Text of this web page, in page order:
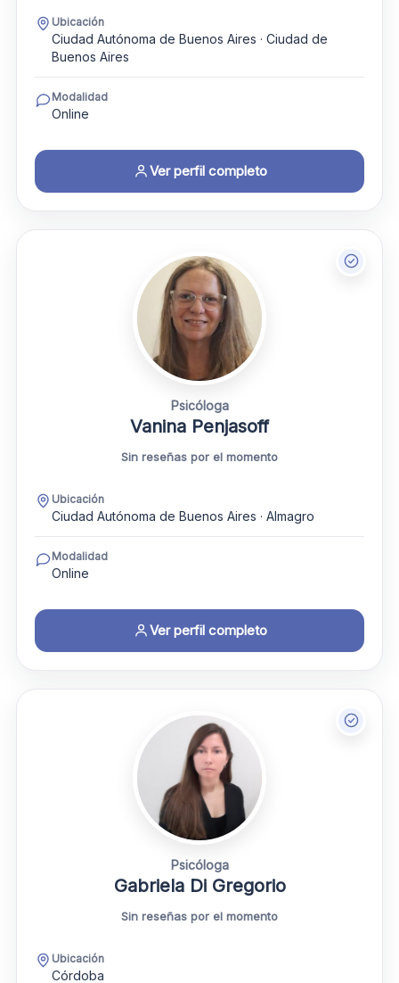
Ubicación
Ciudad Autónoma de Buenos Aires · Ciudad de
Buenos Aires
Modalidad
Online
Ver perfil completo
Psicóloga
Vanina Penjasoff
Sin reseñas por el momento
Ubicación
Ciudad Autónoma de Buenos Aires · Almagro
Modalidad
Online
Ver perfil completo
Psicóloga
Gabriela Di Gregorio
Sin reseñas por el momento
Ubicación
Córdoba